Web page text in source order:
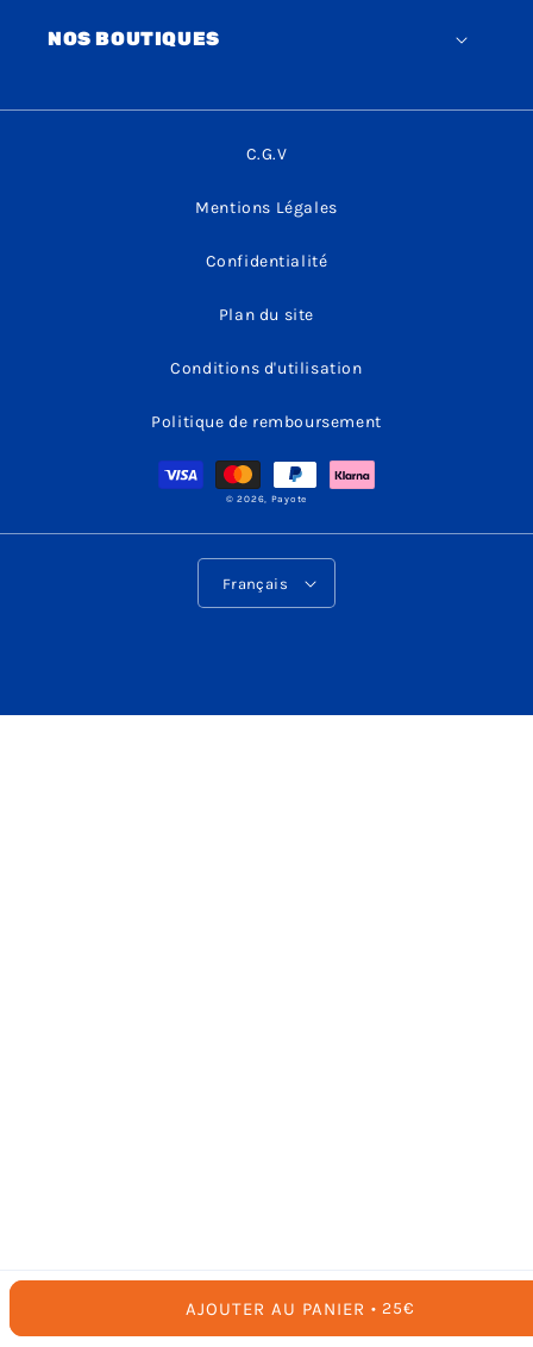
AJOUTER AU PANIER
PRIX
HABITUEL
25€
NOS BOUTIQUES
C.G.V
Mentions Légales
Confidentialité
Plan du site
Conditions d'utilisation
Politique de remboursement
© 2026, Payote
L
a
u
Français